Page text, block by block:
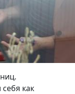
как